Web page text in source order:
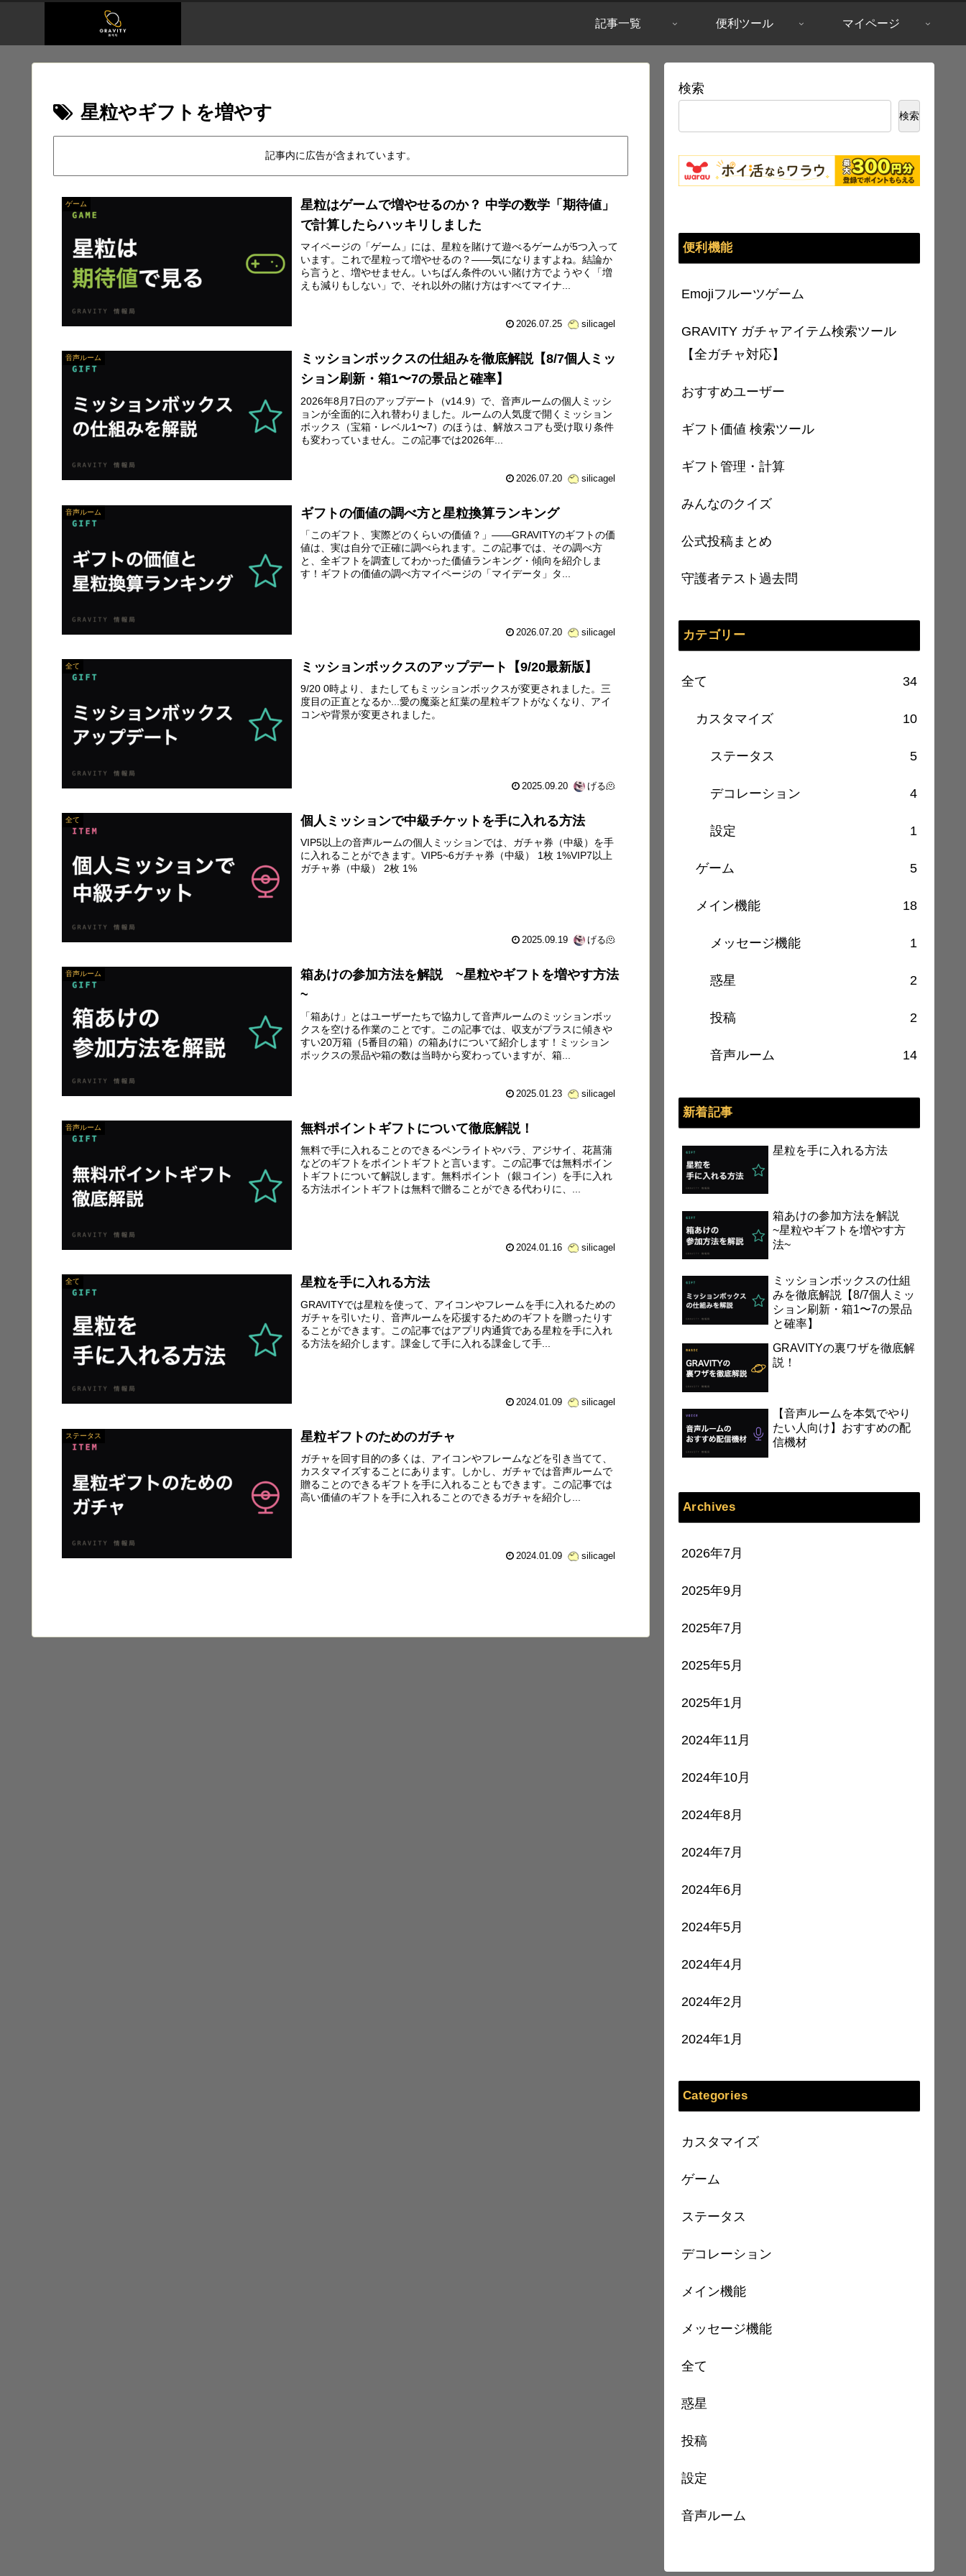
記事一覧 便利ツール マイページ
星粒やギフトを増やす
記事内に広告が含まれています。
ゲーム
星粒はゲームで増やせるのか？ 中学の数学「期待値」
で計算したらハッキリしました
マイページの「ゲーム」には、星粒を賭けて遊べるゲームが5つ入って
います。これで星粒って増やせるの？——気になりますよね。結論か
ら言うと、増やせません。いちばん条件のいい賭け方でようやく「増
えも減りもしない」で、それ以外の賭け方はすべてマイナ...
2026.07.25 silicagel
音声ルーム
ミッションボックスの仕組みを徹底解説【8/7個人ミッ
ション刷新・箱1〜7の景品と確率】
2026年8月7日のアップデート（v14.9）で、音声ルームの個人ミッシ
ョンが全面的に入れ替わりました。ルームの人気度で開くミッション
ボックス（宝箱・レベル1〜7）のほうは、解放スコアも受け取り条件
も変わっていません。この記事では2026年...
2026.07.20 silicagel
音声ルーム ギフトの価値の調べ方と星粒換算ランキング
「このギフト、実際どのくらいの価値？」——GRAVITYのギフトの価
値は、実は自分で正確に調べられます。この記事では、その調べ方
と、全ギフトを調査してわかった価値ランキング・傾向を紹介しま
す！ギフトの価値の調べ方マイページの「マイデータ」タ...
2026.07.20 silicagel
全て ミッションボックスのアップデート【9/20最新版】
9/20 0時より、またしてもミッションボックスが変更されました。三
度目の正直となるか...愛の魔薬と紅葉の星粒ギフトがなくなり、アイ
コンや背景が変更されました。
2025.09.20 げる🫠
全て 個人ミッションで中級チケットを手に入れる方法
VIP5以上の音声ルームの個人ミッションでは、ガチャ券（中級）を手
に入れることができます。VIP5~6ガチャ券（中級） 1枚 1%VIP7以上
ガチャ券（中級） 2枚 1%
2025.09.19 げる🫠
音声ルーム
箱あけの参加方法を解説 ~星粒やギフトを増やす方法
~
「箱あけ」とはユーザーたちで協力して音声ルームのミッションボッ
クスを空ける作業のことです。この記事では、収支がプラスに傾きや
すい20万箱（5番目の箱）の箱あけについて紹介します！ミッション
ボックスの景品や箱の数は当時から変わっていますが、箱...
2025.01.23 silicagel
音声ルーム 無料ポイントギフトについて徹底解説！
無料で手に入れることのできるペンライトやバラ、アジサイ、花菖蒲
などのギフトをポイントギフトと言います。この記事では無料ポイン
トギフトについて解説します。無料ポイント（銀コイン）を手に入れ
る方法ポイントギフトは無料で贈ることができる代わりに、...
2024.01.16 silicagel
全て 星粒を手に入れる方法
GRAVITYでは星粒を使って、アイコンやフレームを手に入れるための
ガチャを引いたり、音声ルームを応援するためのギフトを贈ったりす
ることができます。この記事ではアプリ内通貨である星粒を手に入れ
る方法を紹介します。課金して手に入れる課金して手...
2024.01.09 silicagel
ステータス 星粒ギフトのためのガチャ
ガチャを回す目的の多くは、アイコンやフレームなどを引き当てて、
カスタマイズすることにあります。しかし、ガチャでは音声ルームで
贈ることのできるギフトを手に入れることもできます。この記事では
高い価値のギフトを手に入れることのできるガチャを紹介し...
2024.01.09 silicagel
検索
検索
便利機能
Emojiフルーツゲーム
GRAVITY ガチャアイテム検索ツール
【全ガチャ対応】
おすすめユーザー
ギフト価値 検索ツール
ギフト管理・計算
みんなのクイズ
公式投稿まとめ
守護者テスト過去問
カテゴリー
全て 34
カスタマイズ 10
ステータス 5
デコレーション 4
設定 1
ゲーム 5
メイン機能 18
メッセージ機能 1
惑星 2
投稿 2
音声ルーム 14
新着記事
星粒を手に入れる方法
箱あけの参加方法を解説
~星粒やギフトを増やす方
法~
ミッションボックスの仕組
みを徹底解説【8/7個人ミッ
ション刷新・箱1〜7の景品
と確率】
GRAVITYの裏ワザを徹底解
説！
【音声ルームを本気でやり
たい人向け】おすすめの配
信機材
Archives
2026年7月
2025年9月
2025年7月
2025年5月
2025年1月
2024年11月
2024年10月
2024年8月
2024年7月
2024年6月
2024年5月
2024年4月
2024年2月
2024年1月
Categories
カスタマイズ
ゲーム
ステータス
デコレーション
メイン機能
メッセージ機能
全て
惑星
投稿
設定
音声ルーム